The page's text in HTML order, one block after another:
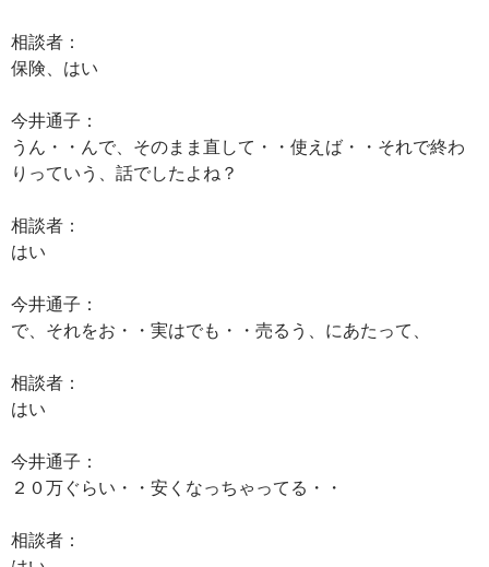
相談者：
保険、はい
今井通子：
うん・・んで、そのまま直して・・使えば・・それで終わ
りっていう、話でしたよね？
相談者：
はい
今井通子：
で、それをお・・実はでも・・売るう、にあたって、
相談者：
はい
今井通子：
２０万ぐらい・・安くなっちゃってる・・
相談者：